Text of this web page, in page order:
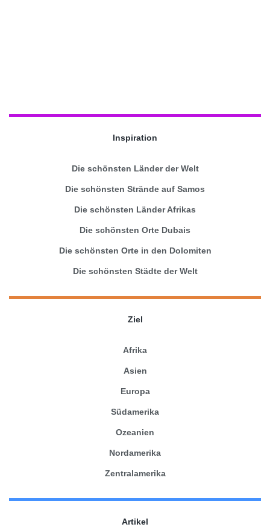
Inspiration
Die schönsten Länder der Welt
Die schönsten Strände auf Samos
Die schönsten Länder Afrikas
Die schönsten Orte Dubais
Die schönsten Orte in den Dolomiten
Die schönsten Städte der Welt
Ziel
Afrika
Asien
Europa
Südamerika
Ozeanien
Nordamerika
Zentralamerika
Artikel